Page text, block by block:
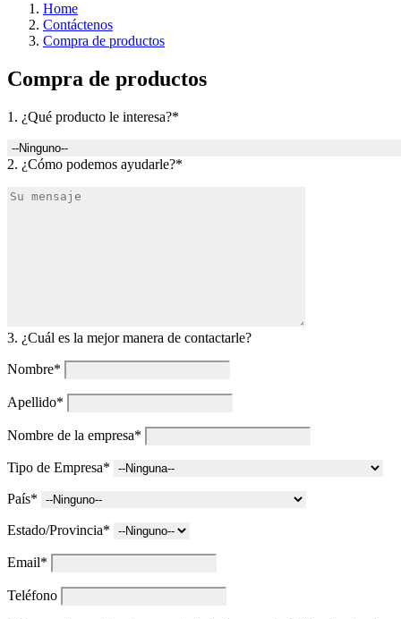
Home
Contáctenos
Compra de productos
Compra de productos
1. ¿Qué producto le interesa?*
2. ¿Cómo podemos ayudarle?*
3. ¿Cuál es la mejor manera de contactarle?
Nombre*
Apellido*
Nombre de la empresa*
Tipo de Empresa*
País*
Estado/Provincia*
Email*
Teléfono